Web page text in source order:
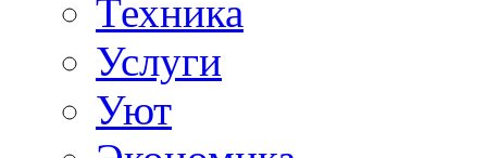
Техника
Услуги
Уют